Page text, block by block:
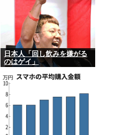
日本人「回し飲みを嫌がる
のはゲイ」